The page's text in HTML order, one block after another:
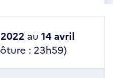
au 14 avril
: 23h59)